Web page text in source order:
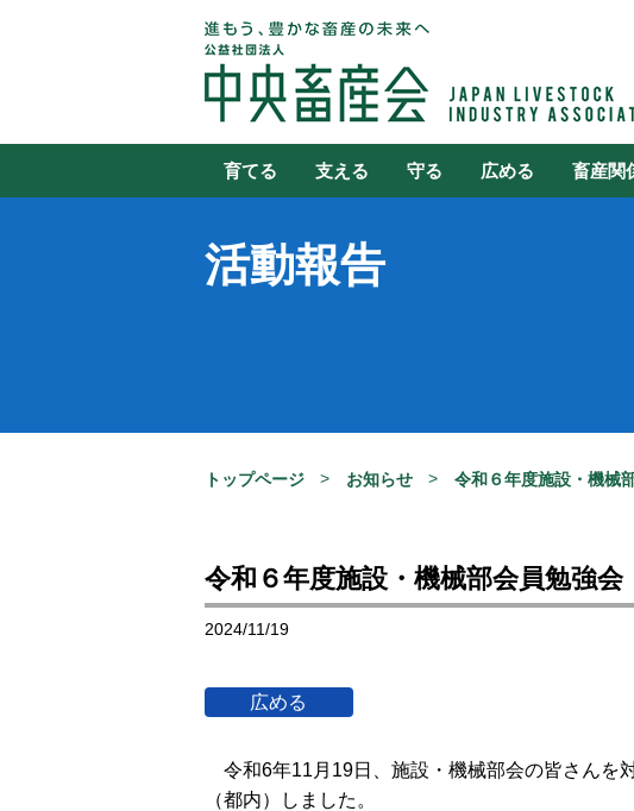
育てる 支える 守る 広める 畜産関
活動報告
トップページ お知らせ 令和６年度施設・機械
令和６年度施設・機械部会員勉強会
2024/11/19
令和6年11月19日、施設・機械部会の皆さんを
（都内）しました。